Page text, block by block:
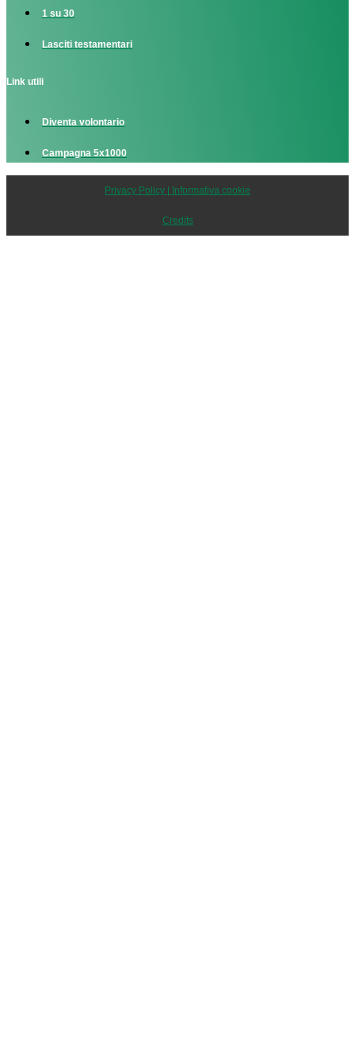
1 su 30
Lasciti testamentari
Link utili
Diventa volontario
Campagna 5x1000
Privacy Policy | Informativa cookie
Credits